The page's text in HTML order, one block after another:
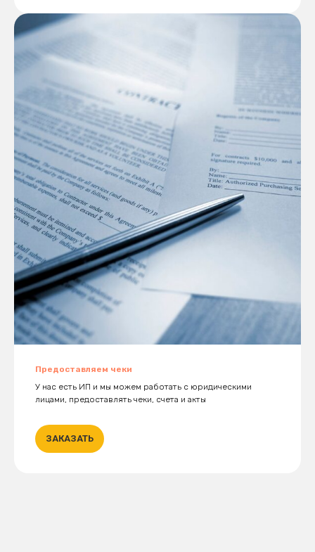
Предоставляем чеки
У нас есть ИП и мы можем работать с юридическими
лицами, предоставлять чеки, счета и акты
ЗАКАЗАТЬ